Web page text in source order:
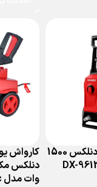
کارواش یونیورسال دنلکس 1500 کارواش
وات مدل DX-9641c